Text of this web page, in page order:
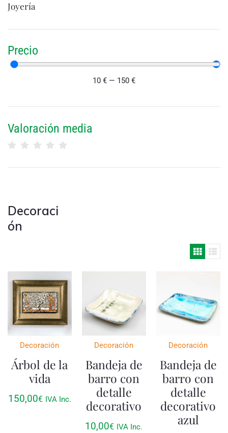
Joyería
Precio
10 € — 150 €
Valoración media
Decoraci
ón
Decoración
Árbol de la
vida
150,00€ IVA Inc.
Decoración
Bandeja de
barro con
detalle
decorativo
10,00€ IVA Inc.
Decoración
Bandeja de
barro con
detalle
decorativo
azul